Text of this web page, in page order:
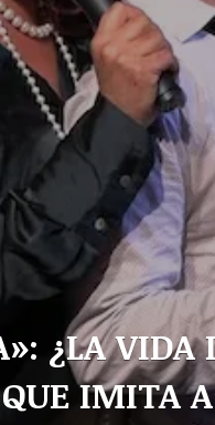
¿LA VIDA
IMITA